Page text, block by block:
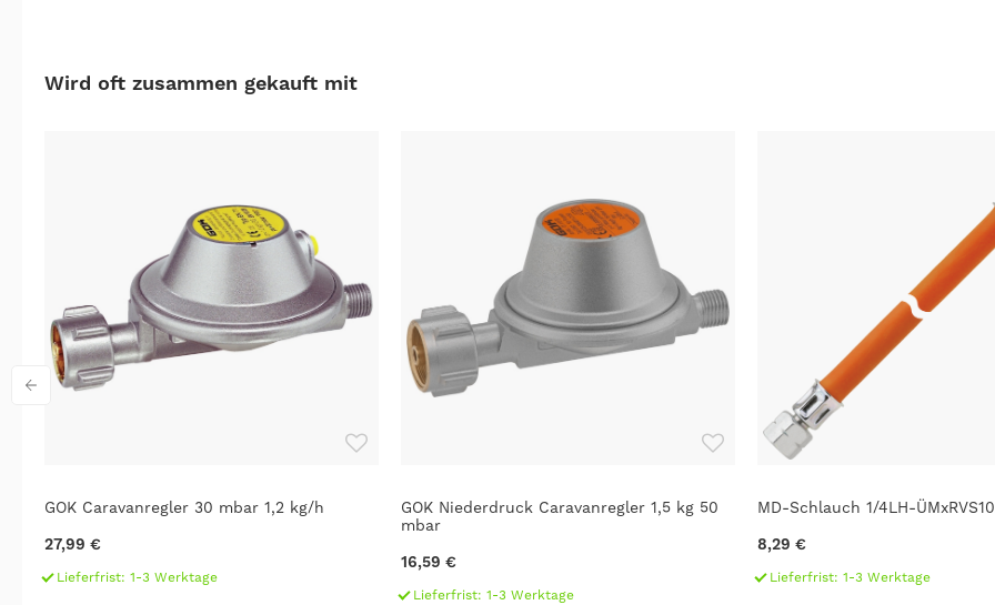
Wird oft zusammen gekauft mit
GOK Caravanregler 30 mbar 1,2 kg/h
27,99 €
Lieferfrist: 1-3 Werktage
GOK Niederdruck Caravanregler 1,5 kg 50
mbar
16,59 €
Lieferfrist: 1-3 Werktage
MD-Schlauch 1/4LH-
8,29 €
Lieferfrist: 1-3 Werktage